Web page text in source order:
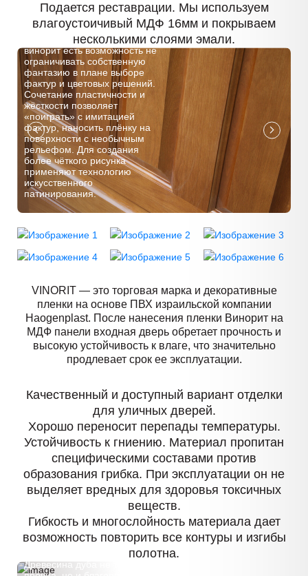
Подается реставрации. Мы используем
влагоустоичивый МДФ 16мм и покрываем
несколькими слоями эмали.
При выборе покрытия
винорит есть возможность не
ограничивать собственную
фантазию в плане выборе
фактур и цветовых решений.
Сочетание пластичности и
жёсткости позволяет
«поиграть» с имитацией
фактур, наносить плёнку на
поверхности с необычным
рельефом. Для создания
более чёткого рисунка
применяют технологию
искусственного
патинирования.
Качественный и доступный вариант отделки
для уличных дверей.
Хорошо переносит перепады температуры.
Устойчивость к гниению. Материал пропитан
специфическими составами против
образования грибка. При эксплуатации он не
выделяет вредных для здоровья токсичных
веществ.
Гибкость и многослойность материала дает
возможность повторить все контуры и изгибы
полотна.
VINORIT — это торговая марка и декоративные
пленки на основе ПВХ израильской компании
Haogenplast. После нанесения пленки Винорит на
МДФ панели входная дверь обретает прочность и
высокую устойчивость к влаге, что значительно
продлевает срок ее эксплуатации.
Древесина дуба не только